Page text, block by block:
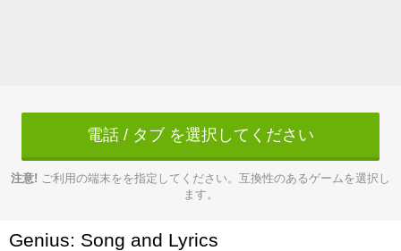
電話 / タブ を選択してください
注意! ご利用の端末をを指定してください。互換性のあるゲームを選択し
ます。
Genius: Song and Lyrics